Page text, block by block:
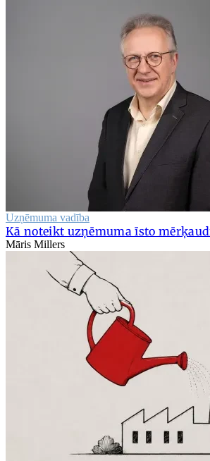
Uzņēmuma vadība
Kā noteikt uzņēmuma īsto
Māris Millers